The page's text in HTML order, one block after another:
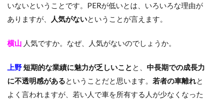
いないということです。PERが低いとは、いろいろな理由が
ありますが、
人気がないということが言えます。
横山 人気ですか。なぜ、人気がないのでしょうか。
上野短期的な業績に魅力が乏しいこと と、 中長期での成長力
に不透明感があるということだと思います。 若者の車離れと
よく言われますが、若い人で車を所有する人が少なくなった